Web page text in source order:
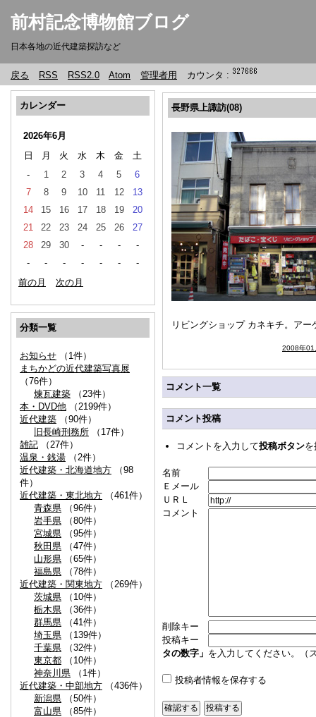
前村記念博物館ブログ
日本各地の近代建築探訪など
戻る RSS RSS2.0 Atom 管理者用 カウンタ :
カレンダー
2026年6月
日
月 火 水 木 金
土
-
1 2 3 4 5
6
7
8 9 10 11 12
13
14
15 16 17 18 19
20
21
22 23 24 25 26
27
28
29 30 - - -
-
-
- - - - -
-
前の月
次の月
分類一覧
お知らせ （1件）
まちかどの近代建築写真展
（76件）
煉瓦建築 （23件）
本・DVD他 （2199件）
近代建築 （90件）
旧長崎刑務所 （17件）
雑記 （27件）
温泉・銭湯 （2件）
近代建築・北海道地方 （98
件）
近代建築・東北地方 （461件）
青森県 （96件）
岩手県 （80件）
宮城県 （95件）
秋田県 （47件）
山形県 （65件）
福島県 （78件）
近代建築・関東地方 （269件）
茨城県 （10件）
栃木県 （36件）
群馬県 （41件）
埼玉県 （139件）
千葉県 （32件）
東京都 （10件）
神奈川県 （1件）
近代建築・中部地方 （436件）
新潟県 （50件）
富山県 （85件）
長野県上諏訪(08)
リビングショップ カネキチ。ア
2008年01
コメント一覧
コメント投稿
コメントを入力して投稿ボタン
名前
Ｅメール
ＵＲＬ
コメント
削除キー
投稿キー
タの数字」 を入力してください。（
投稿者情報を保存する